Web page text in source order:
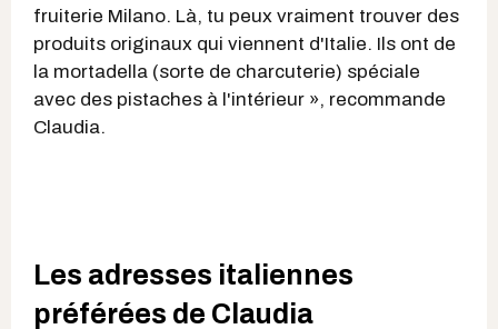
fruiterie Milano. Là, tu peux vraiment trouver des
produits originaux qui viennent d'Italie. Ils ont de
la mortadella (sorte de charcuterie) spéciale
avec des pistaches à l'intérieur », recommande
Claudia.
Les adresses italiennes
préférées de Claudia